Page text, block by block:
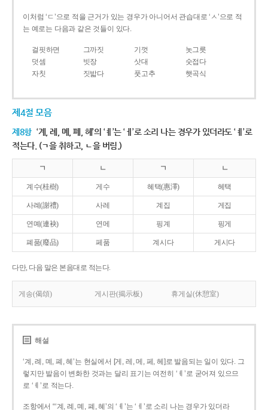
이처럼 ‘ㄷ’으로 적을 근거가 있는 경우가 아니어서 관습대로 ‘ㅅ’으로 적
는 예로는 다음과 같은 것들이 있다.
걸핏하면 그까짓 기껏
놋그릇
덧셈
빗장 삿대
숫접다
자칫
짓밟다 풋고추 햇곡식
제4절 모음
제8항 ‘계, 례, 몌, 폐, 혜’의 ‘ㅖ’는 ‘ㅔ’로 소리 나는 경우가 있더라도 ‘ㅖ’로
적는다. (ㄱ을 취하고, ㄴ을 버림.)
ㄱ ㄴ ㄱ ㄴ
계수(桂樹) 게수 혜택(惠澤) 헤택
사례(謝禮) 사레 계집 게집
연몌(連袂) 연메 핑계 핑게
폐품(廢品) 페품 계시다 게시다
다만, 다음 말은 본음대로 적는다.
게송(偈頌) 게시판(揭示板) 휴게실(休憩室)
해설
‘계, 례, 몌, 폐, 혜’는 현실에서 [게, 레, 메, 페, 헤]로 발음되는 일이 있다. 그
렇지만 발음이 변화한 것과는 달리 표기는 여전히 ‘ㅖ’로 굳어져 있으므
로 ‘ㅖ’로 적는다.
조항에서 “‘계, 례, 몌, 폐, 혜’의 ‘ㅖ’는 ‘ㅔ’로 소리 나는 경우가 있더라